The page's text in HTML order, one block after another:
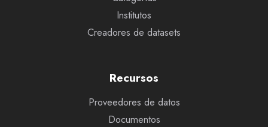
Institutos
Creadores de datasets
Recursos
Proveedores de datos
Documentos